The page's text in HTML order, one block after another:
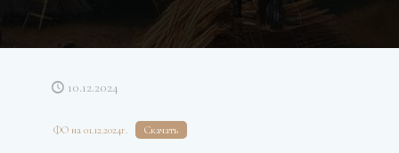
10.12.2024
ФО на 01.12.2024г. Скачать